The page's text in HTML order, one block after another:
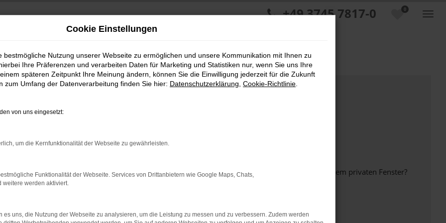
0
+49 3745 7817-0
bestimmter Seiten verhindern. Funktioniert die Seite in einem anderen Browser oder in einem privaten Fenster?
beheben.
auf dem neuesten Stand sind.
Cookie Einstellungen
bestmögliche Nutzung unserer Webseite zu ermöglichen und unsere Kommunikation mit Ihnen zu
Ihre Präferenzen und verarbeiten Daten für Marketing und Statistiken nur, wenn Sie uns Ihre
späteren Zeitpunkt Ihre Meinung ändern, können Sie die Einwilligung jederzeit für die Zukunft
zum Umfang der Datenverarbeitung finden Sie hier: Datenschutzerklärung Cookie-Richtlinie
von uns eingesetzt:
um die Kernfunktionalität der Webseite zu gewährleisten.
Funktionalität der Webseite. Services von Drittanbietern wie Google Maps, Chats,
weitere werden aktiviert.
es uns, die Nutzung der Webseite zu analysieren, um die Leistung zu messen und zu verbessern. Zudem werden